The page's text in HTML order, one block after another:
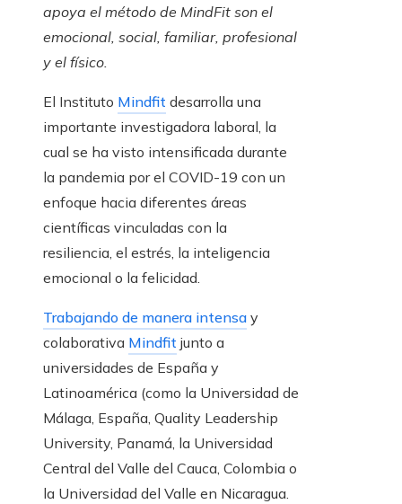
apoya el método de MindFit son el
emocional, social, familiar, profesional
y el físico.
El Instituto Mindfit desarrolla una
importante investigadora laboral, la
cual se ha visto intensificada durante
la pandemia por el COVID-19 con un
enfoque hacia diferentes áreas
científicas vinculadas con la
resiliencia, el estrés, la inteligencia
emocional o la felicidad.
Trabajando de manera intensa y
colaborativa Mindfit junto a
universidades de España y
Latinoamérica (como la Universidad de
Málaga, España, Quality Leadership
University, Panamá, la Universidad
Central del Valle del Cauca, Colombia o
la Universidad del Valle en Nicaragua.